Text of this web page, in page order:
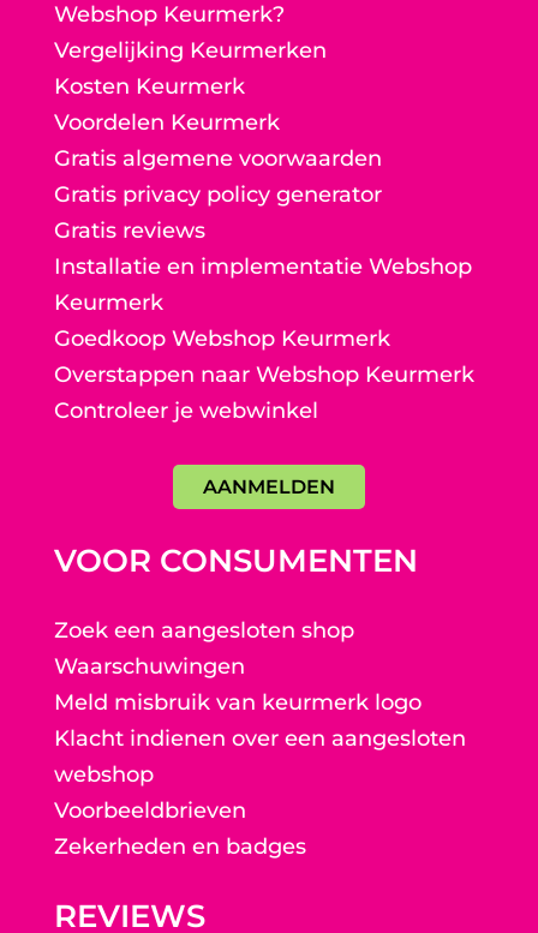
Webshop Keurmerk?
Vergelijking Keurmerken
Kosten Keurmerk
Voordelen Keurmerk
Gratis algemene voorwaarden
Gratis privacy policy generator
Gratis reviews
Installatie en implementatie Webshop
Keurmerk
Goedkoop Webshop Keurmerk
Overstappen naar Webshop Keurmerk
Controleer je webwinkel
AANMELDEN
VOOR CONSUMENTEN
Zoek een aangesloten shop
Waarschuwingen
Meld misbruik van keurmerk logo
Klacht indienen over een aangesloten
webshop
Voorbeeldbrieven
Zekerheden en badges
REVIEWS